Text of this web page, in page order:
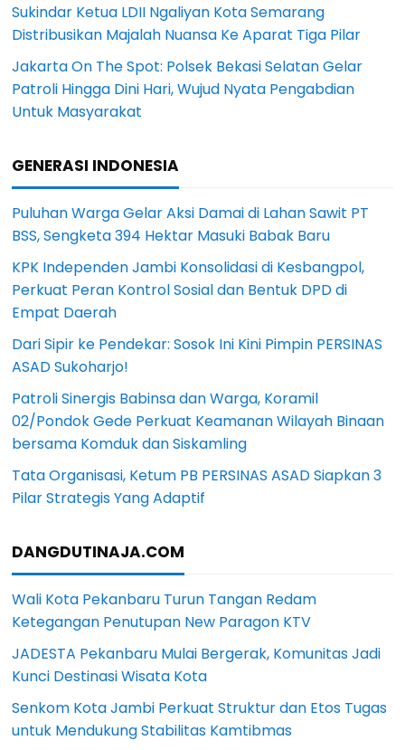
Sukindar Ketua LDII Ngaliyan Kota Semarang
Distribusikan Majalah Nuansa Ke Aparat Tiga Pilar
Jakarta On The Spot: Polsek Bekasi Selatan Gelar
Patroli Hingga Dini Hari, Wujud Nyata Pengabdian
Untuk Masyarakat
GENERASI INDONESIA
Puluhan Warga Gelar Aksi Damai di Lahan Sawit PT
BSS, Sengketa 394 Hektar Masuki Babak Baru
KPK Independen Jambi Konsolidasi di Kesbangpol,
Perkuat Peran Kontrol Sosial dan Bentuk DPD di
Empat Daerah
Dari Sipir ke Pendekar: Sosok Ini Kini Pimpin PERSINAS
ASAD Sukoharjo!
Patroli Sinergis Babinsa dan Warga, Koramil
02/Pondok Gede Perkuat Keamanan Wilayah Binaan
bersama Komduk dan Siskamling
Tata Organisasi, Ketum PB PERSINAS ASAD Siapkan 3
Pilar Strategis Yang Adaptif
DANGDUTINAJA.COM
Wali Kota Pekanbaru Turun Tangan Redam
Ketegangan Penutupan New Paragon KTV
JADESTA Pekanbaru Mulai Bergerak, Komunitas Jadi
Kunci Destinasi Wisata Kota
Senkom Kota Jambi Perkuat Struktur dan Etos Tugas
untuk Mendukung Stabilitas Kamtibmas